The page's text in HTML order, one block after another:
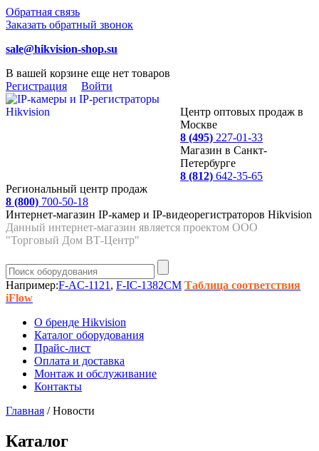
Обратная связь
Заказать обратный звонок
sale@hikvision-shop.su
В вашей корзине еще нет товаров
Регистрация
Войти
Центр оптовых продаж в
Москве
8 (495) 227-01-33
Магазин в Санкт-
Петербурге
8 (812) 642-35-65
Региональный центр продаж
8 (800) 700-50-18
Интернет-магазин IP-камер и IP-видеорегистраторов Hikvision
Данный интернет-магазин является проектом ООО
"Торговый Дом ВТ-Центр"
Например:F-AC-1121 , F-IC-1382CM Таблица соответствия
iFlow
О бренде Hikvision
Каталог оборудования
Прайс-лист
Оплата и доставка
Монтаж и обслуживание
Контакты
Главная /Новости
Каталог